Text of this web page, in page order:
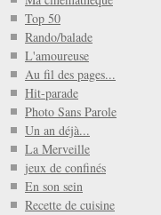
Top 50
Rando/balade
L'amoureuse
Au fil des pages...
Hit-parade
Photo Sans Parole
Un an déjà...
La Merveille
jeux de confinés
En son sein
Recette de cuisine